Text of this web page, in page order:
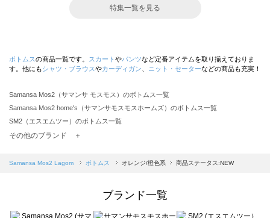
特集一覧を見る
ボトムスの商品一覧です。 スカート やパンツなど定番アイテムを取り揃えておりま
す。他にもシャツ・ブラウスやカーディガン ニット・セーターなどの商品も充実！
Samansa Mos2（サマンサ モスモス）のボトムス一覧
Samansa Mos2 home's（サマンサモスモスホームズ）のボトムス一覧
SM2（エスエムツー）のボトムス一覧
TSUHARU by Samansa Mos2（ツハルバイサマンサモスモス）のボトムス一覧
Samansa Mos2 blue（サマンサモスモス ブルー）のボトムス一覧
sō4ū（ソウフォーユー）のボトムス一覧
Te chichi（テチチ）のボトムス一覧
その他のブランド ＋
Samansa Mos2 Lagom ボトムス オレンジ/橙色系 商品ステータス:NEW
ブランド一覧